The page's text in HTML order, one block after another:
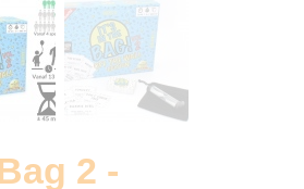
2 -